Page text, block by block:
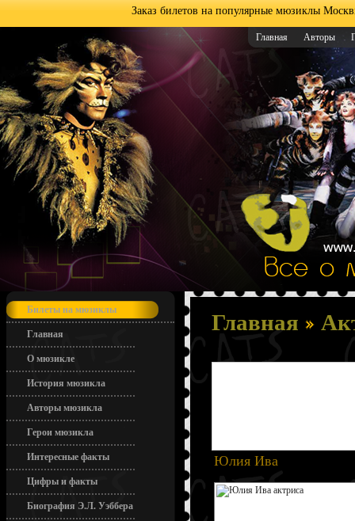
Заказ билетов на популярные мюзиклы
Главная Авторы
Билеты на мюзиклы
Главная
О мюзикле
История мюзикла
Авторы мюзикла
Герои мюзикла
Интересные факты
Цифры и факты
Биография Э.Л. Уэббера
Главная
Юлия Ива